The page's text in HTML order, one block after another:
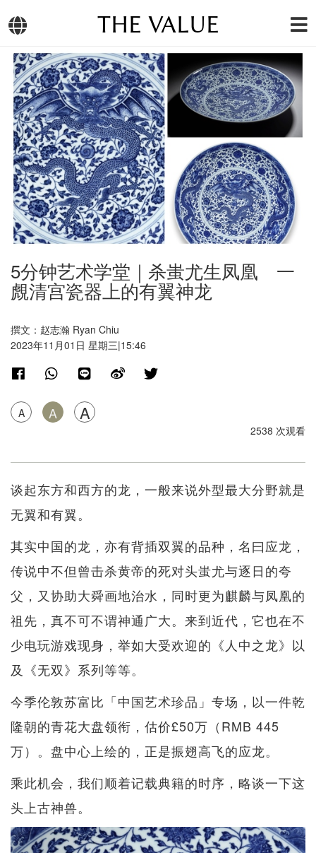
THE VALUE
5分钟艺术学堂｜杀蚩尤生凤凰 一
覤清宫瓷器上的有翼神龙
撰文：赵志瀚 Ryan Chiu
2023年11月01日 星期三|15:46
A A A
2538 次观看
谈起东方和西方的龙，一般来说外型最大分野就是
无翼和有翼。
其实中国的龙，亦有背插双翼的品种，名曰应龙，
传说中不但曾击杀黄帝的死对头蚩尤与逐日的夸
父，又协助大舜画地治水，同时更为麒麟与凤凰的
祖先，真不可不谓神通广大。来到近代，它也在不
少电玩游戏现身，举如大受欢迎的《人中之龙》以
及《无双》系列等等。
今季伦敦苏富比「中国艺术珍品」专场，以一件乾
隆朝的青花大盘领衔，估价£50万（RMB 445
万）。盘中心上绘的，正是振翅高飞的应龙。
乘此机会，我们顺着记载典籍的时序，略谈一下这
头上古神兽。